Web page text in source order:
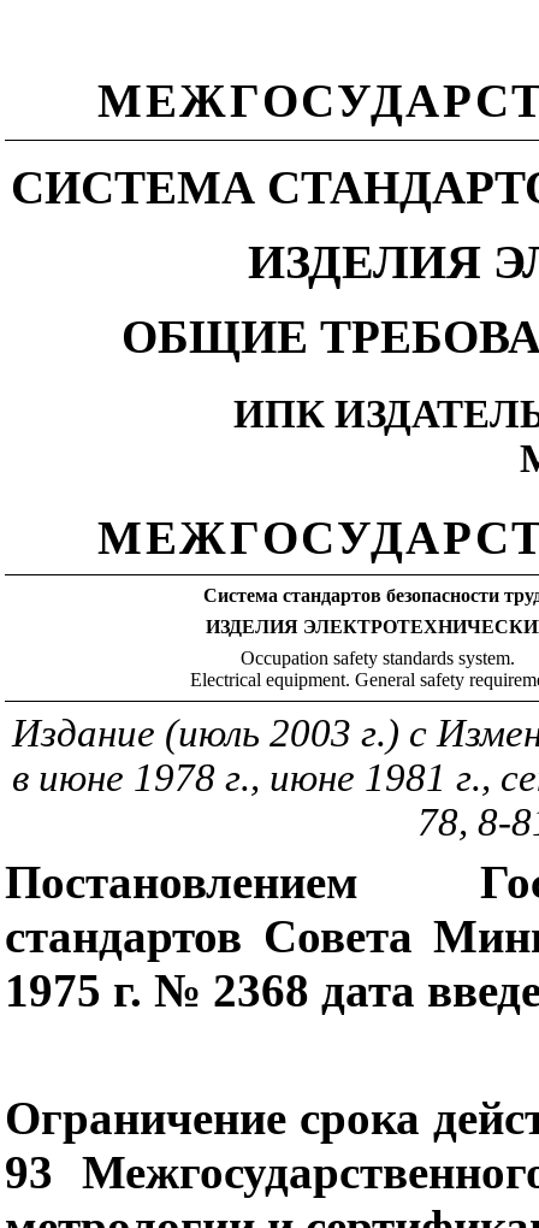
СИСТЕМА
ИЗДЕЛИЯ
ОБЩИЕ
ИПК
Система стандартов безопасности
ИЗДЕЛИЯ
Occupation safety standards system.
Electrical equipment. General safety
Издание (июль 2003 г.) с
в июне 1978 г., июне 1981 г.,
78, 8-
Постановлением
стандартов Совета
1975 г. № 2368 дата
Ограничение срока
93